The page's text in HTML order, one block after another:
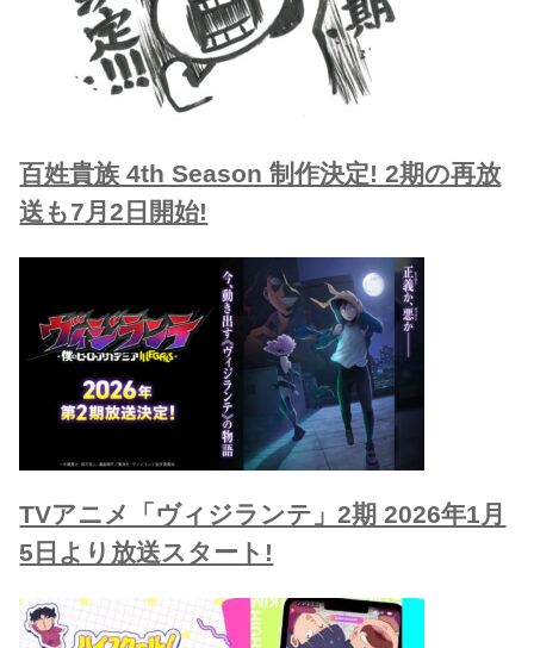
百姓貴族 4th Season 制作決定! 2期の再放
送も7月2日開始!
TVアニメ「ヴィジランテ」2期 2026年1月
5日より放送スタート!